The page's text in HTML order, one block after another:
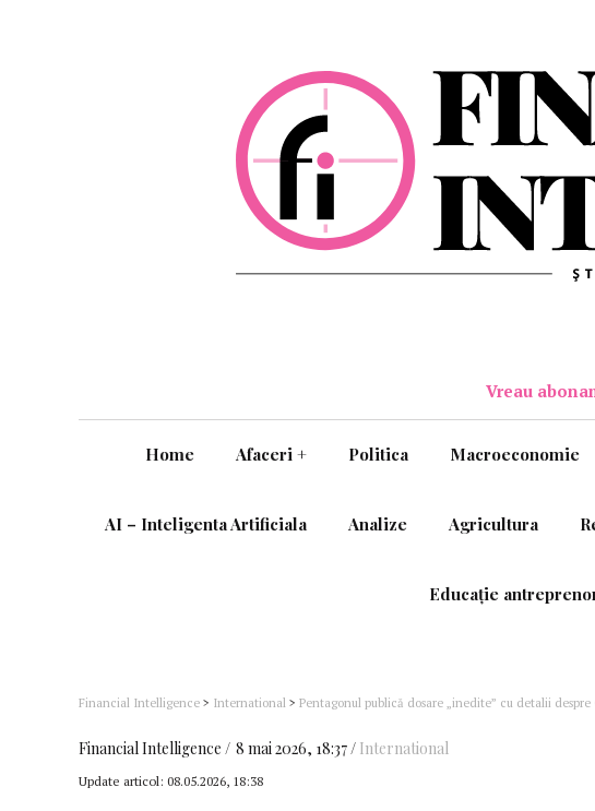
Vreau
Home Afaceri + Politica Macroeconomie
AI – Inteligenta Artificiala Analize Agricultura
Educație
Financial Intelligence > International > Pentagonul publică dosare „inedite” cu detalii
Financial Intelligence 8 mai 2026, 18:37 International
Update articol: 08.05.2026, 18:38